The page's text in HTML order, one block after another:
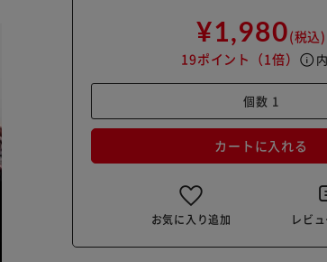
¥1,980(税込)
19ポイント （1倍） info
カートに入れる
お気に入り追加 レビ